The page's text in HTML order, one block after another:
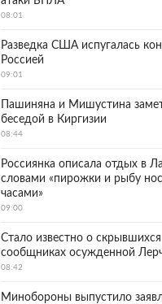
08:01
Разведка США испугалась
Россией
09:01
Пашиняна и Мишустина
беседой в Киргизии
08:44
Россиянка описала отдых в
словами «пирожки и рыбу
часами»
09:00
Стало известно о скрывшихся
сообщниках осужденной
08:42
Минобороны выпустило